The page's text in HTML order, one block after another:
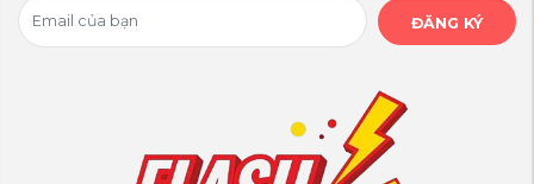
ĐĂNG KÝ